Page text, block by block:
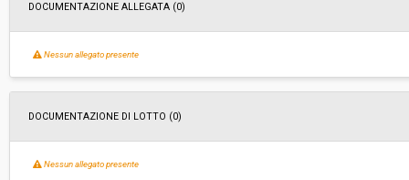
DOCUMENTAZIONE ALLEGATA (0)
Nessun allegato presente
DOCUMENTAZIONE DI LOTTO (0)
Nessun allegato presente